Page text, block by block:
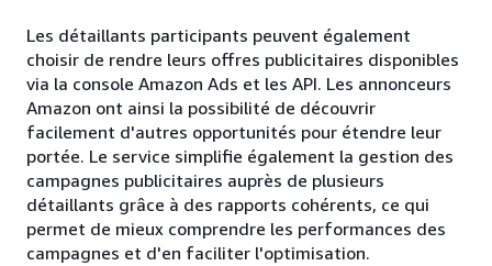
Les détaillants participants peuvent également
choisir de rendre leurs offres publicitaires disponibles
via la console Amazon Ads et les API. Les annonceurs
Amazon ont ainsi la possibilité de découvrir
facilement d'autres opportunités pour étendre leur
portée. Le service simplifie également la gestion des
campagnes publicitaires auprès de plusieurs
détaillants grâce à des rapports cohérents, ce qui
permet de mieux comprendre les performances des
campagnes et d'en faciliter l'optimisation.